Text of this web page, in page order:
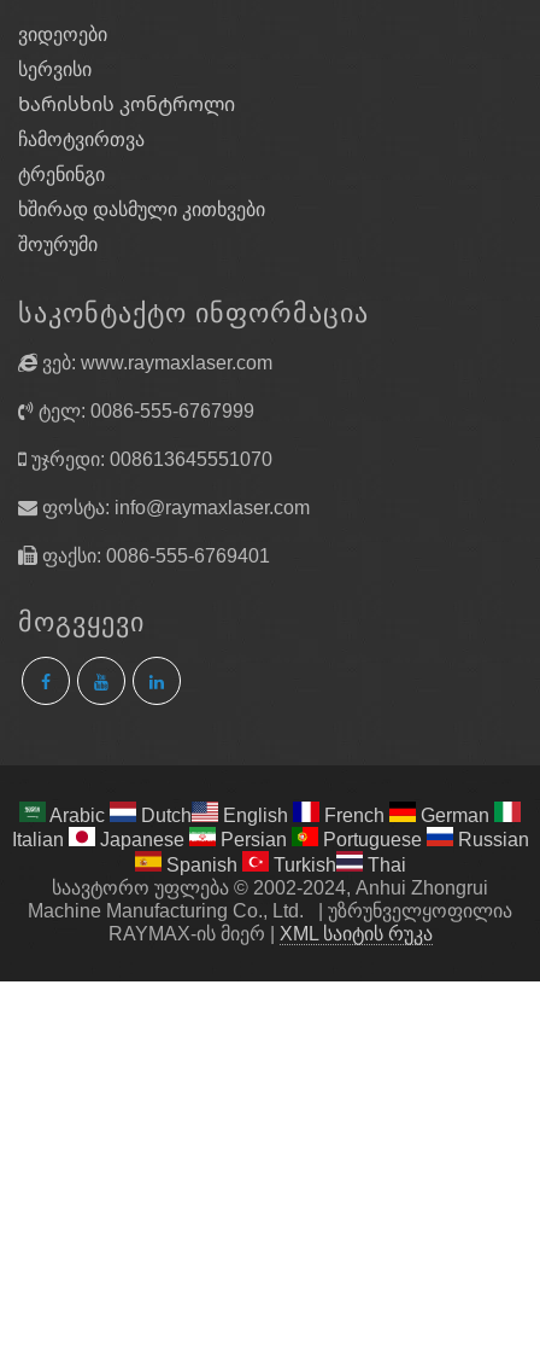
ვიდეოები
სერვისი
Ხარისხის კონტროლი
ჩამოტვირთვა
ტრენინგი
ხშირად დასმული კითხვები
შოურუმი
ᲡᲐᲙᲝᲜᲢᲐᲥᲢᲝ ᲘᲜᲤᲝᲠᲛᲐᲪᲘᲐ
ვებ: www.raymaxlaser.com
ტელ: 0086-555-6767999
უჯრედი: 008613645551070
ფოსტა: info@raymaxlaser.com
ფაქსი: 0086-555-6769401
ᲛᲝᲒᲕᲧᲔᲕᲘ
Arabic Dutch English French
German
Italian
Japanese Persian Portuguese
Russian
Spanish
Turkish
Thai
საავტორო უფლება © 2002-2024, Anhui Zhongrui
Machine Manufacturing Co., Ltd.
უზრუნველყოფილია
RAYMAX-ის მიერ
XML საიტის რუკა